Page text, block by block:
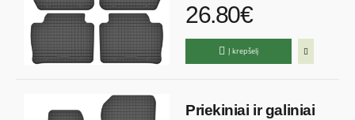
26.80€
Į krepšelį
Priekiniai ir galiniai